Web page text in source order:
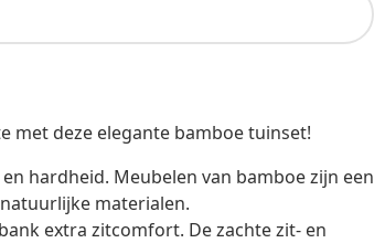
met deze elegante bamboe tuinset!
hardheid. Meubelen van bamboe zijn een
materialen.
extra zitcomfort. De zachte zit- en